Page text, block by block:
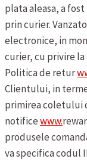
plata aleasa, a
prin curier.
electronice, in
curier, cu privire
Politica de retur
Clientului, in
primirea coletului
notificewww.
produsele
va specifica codul